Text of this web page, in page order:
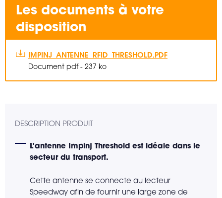
Les documents à votre
disposition
IMPINJ_ANTENNE_RFID_THRESHOLD.PDF
Document pdf - 237 ko
DESCRIPTION PRODUIT
L'antenne Impinj Threshold est idéale dans le
secteur du transport.
Cette antenne se connecte au lecteur
Speedway afin de fournir une large zone de